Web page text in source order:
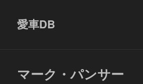
愛車DB
マーク・パンサー